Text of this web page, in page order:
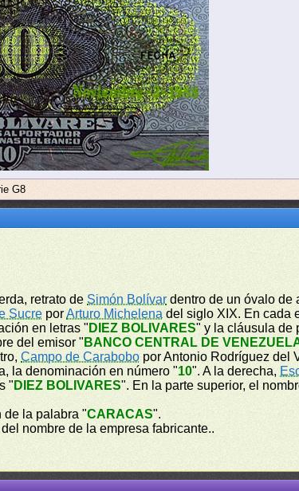
G8
retrato deSimón Bolívardentro de un óvalo de
Sucre porArturo Michelena del siglo XIX. En cada
en letras " DIEZ BOLIVARES" y la cláusula de
del emisor " BANCO CENTRAL DE
Campo de Carabobo por Antonio Rodríguez del
la denominación en número "10". A la derecha,
" DIEZ BOLIVARES". En la parte superior, el
de la palabra "CARACAS".
nombre de la empresa fabricante..